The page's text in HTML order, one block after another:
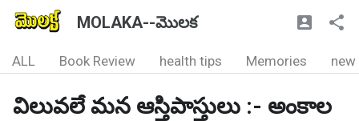
MOLAKA--మొలక
ALL Book Review health tips Memories new
విలువలే మన ఆస్తిపాస్తులు :- అంకాల